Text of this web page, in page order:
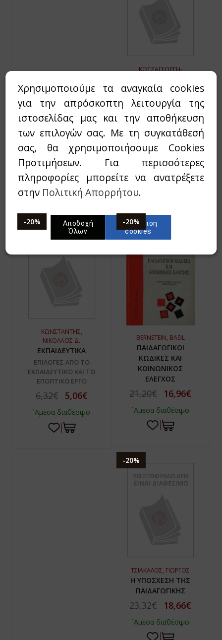
ΚΟΤΖΑΓΕΩΡΓΗ-
Η ΕΛΛΗΝΙΚΗ
ΕΚΠΑΙΔΕΥΣΗ ΣΤΗ
ΒΟΥΛΓΑΡΙΑ (1800-
1914)
Η ΙΣΤΟΡΙΑ, ΟΙ ΔΟΜΕΣ
ΚΑΙ Ο ΡΟΛΟΣ ΤΗΣ
11,44€ 9,15€
`Αμεσα διαθέσιμο
-20%
ΚΩΝΣΤΑΝΤΗΣ,
ΝΙΚΟΛΑΟΣ Δ.
ΕΚΠΑΙΔΕΥΤΙΚΑ
ΕΠΙΛΟΓΕΣ ΑΠΟ ΤΟ
ΕΚΠΑΙΔΕΥΤΙΚΟ ΚΑΙ ΤΟ
ΕΠΟΠΤΙΚΟ ΕΡΓΟ
6,32€ 5,06€
`Αμεσα διαθέσιμο
-20%
BERNSTEIN, BASIL
ΠΑΙΔΑΓΩΓΙΚΟΙ
ΚΩΔΙΚΕΣ ΚΑΙ
ΚΟΙΝΩΝΙΚΟΣ
ΕΛΕΓΧΟΣ
21,20€ 16,96€
`Αμεσα διαθέσιμο
-20%
ΤΣΙΑΚΑΛΟΣ, ΓΙΩΡΓΟΣ
Η ΥΠΟΣΧΕΣΗ ΤΗΣ
ΠΑΙΔΑΓΩΓΙΚΗΣ
23,32€ 18,66€
`Αμεσα διαθέσιμο
Χρησιμοποιούμε τα αναγκαία cookies
για την απρόσκοπτη λειτουργία της
ιστοσελίδας μας και την αποθήκευση
των επιλογών σας. Με τη συγκατάθεσή
σας, θα χρησιμοποιήσουμε Cookies
Προτιμήσεων. Για περισσότερες
πληροφορίες μπορείτε να ανατρέξετε
στην Πολιτική Απορρήτου.
Αποδοχή
Όλων
Διαχείριση
cookies